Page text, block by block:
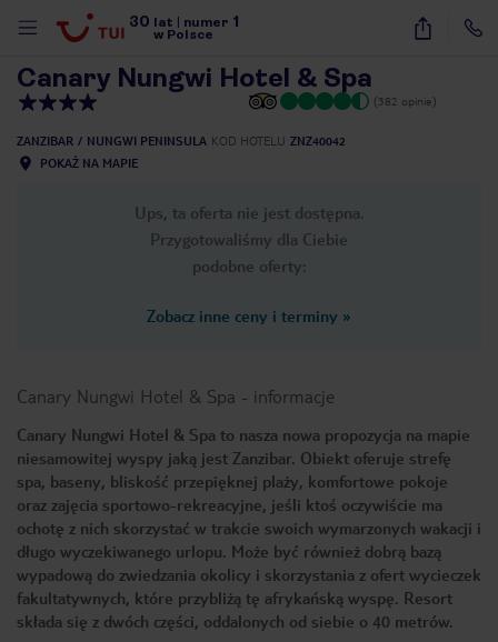
30 lat numer 1
w Polsce
15
Canary Nungwi Hotel & Spa
(382 opinie)
ZANZIBAR NUNGWI PENINSULA KOD HOTELU ZNZ40042
POKAŻ NA MAPIE
Ups, ta oferta nie jest dostępna.
Przygotowaliśmy dla Ciebie
podobne oferty:
Zobacz inne ceny i terminy »
Canary Nungwi Hotel & Spa - informacje
Canary Nungwi Hotel & Spa to nasza nowa propozycja na mapie
niesamowitej wyspy jaką jest Zanzibar. Obiekt oferuje strefę
spa, baseny, bliskość przepięknej plaży, komfortowe pokoje
oraz zajęcia sportowo-rekreacyjne, jeśli ktoś oczywiście ma
ochotę z nich skorzystać w trakcie swoich wymarzonych wakacji i
długo wyczekiwanego urlopu. Może być również dobrą bazą
wypadową do zwiedzania okolicy i skorzystania z ofert wycieczek
fakultatywnych, które przybliżą tę afrykańską wyspę. Resort
składa się z dwóch części, oddalonych od siebie o 40 metrów.